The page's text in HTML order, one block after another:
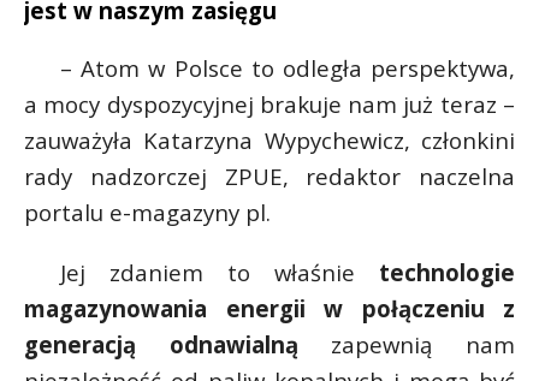
jest w naszym zasięgu
– Atom w Polsce to odległa perspektywa,
a mocy dyspozycyjnej brakuje nam już teraz –
zauważyła Katarzyna Wypychewicz, członkini
rady nadzorczej ZPUE, redaktor naczelna
portalu e-magazyny pl.
Jej zdaniem to właśnie technologie
magazynowania energii w połączeniu z
generacją odnawialną zapewnią nam